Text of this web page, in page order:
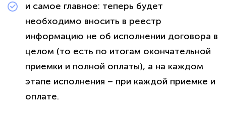
и самое главное: теперь будет
необходимо вносить в реестр
информацию не об исполнении договора в
целом (то есть по итогам окончательной
приемки и полной оплаты), а на каждом
этапе исполнения – при каждой приемке и
оплате.